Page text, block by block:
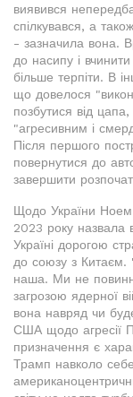
виявився
спілкувався, а
- зазначила вона.
до насипу і
більше терпіти. В
що довелося
позбутися від
"агресивним і
Після першого
повернутися до
завершити
Щодо України Ноем
2023 року назвала
Україні дорогою
до союзу з
наша. Ми не повинні
загрозою ядерної
вона навряд чи
США щодо агресії
призначення є
Трамп навколо себе